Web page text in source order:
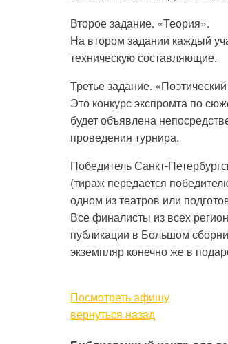
Второе задание. «Теория».
На втором задании каждый
техническую составляющие.
Третье задание.
Это конкурс экспромта по
будет объявлена
проведения турнира.
Победитель Санкт-
(тираж передается
одном из театров или
Все финалисты из всех
публикации в Большом
экземпляр конечно же в
Посмотреть афишу
вернуться назад